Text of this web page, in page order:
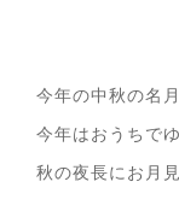
今年の中秋の名
今年はおうちで
秋の夜長にお月